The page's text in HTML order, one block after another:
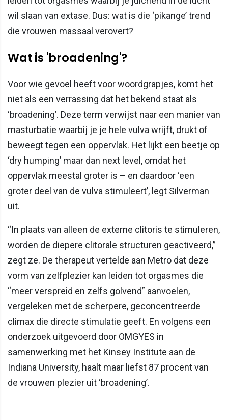
wil slaan van extase. Dus: wat is die ‘pikange’ trend
die vrouwen massaal verovert?
Wat is 'broadening'?
Voor wie gevoel heeft voor woordgrapjes, komt het
niet als een verrassing dat het bekend staat als
‘broadening’. Deze term verwijst naar een manier van
masturbatie waarbij je je hele vulva wrijft, drukt of
beweegt tegen een oppervlak. Het lijkt een beetje op
‘dry humping’ maar dan next level, omdat het
oppervlak meestal groter is – en daardoor ‘een
groter deel van de vulva stimuleert’, legt Silverman
uit.
“In plaats van alleen de externe clitoris te stimuleren,
worden de diepere clitorale structuren geactiveerd,”
zegt ze. De therapeut vertelde aan Metro dat deze
vorm van zelfplezier kan leiden tot orgasmes die
“meer verspreid en zelfs golvend” aanvoelen,
vergeleken met de scherpere, geconcentreerde
climax die directe stimulatie geeft. En volgens een
onderzoek uitgevoerd door OMGYES in
samenwerking met het Kinsey Institute aan de
Indiana University, haalt maar liefst 87 procent van
de vrouwen plezier uit ‘broadening’.